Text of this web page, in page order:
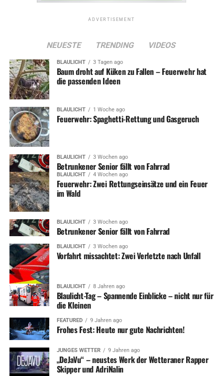
ADVERTISEMENT
NEUESTE TRENDING VIDEOS
BLAULICHT 3 Tagen ago
Baum droht auf Küken zu Fallen – Feuerwehr hat
die passenden Ideen
BLAULICHT 1 Woche ago
Feuerwehr: Spaghetti-Rettung und Gasgeruch
BLAULICHT 3 Wochen ago
Betrunkener Senior fällt von Fahrrad
BLAULICHT 4 Wochen ago
Feuerwehr: Zwei Rettungseinsätze und ein Feuer
im Wald
BLAULICHT 3 Wochen ago
Betrunkener Senior fällt von Fahrrad
BLAULICHT 3 Wochen ago
Vorfahrt missachtet: Zwei Verletzte nach Unfall
BLAULICHT 8 Jahren ago
Blaulicht-Tag – Spannende Einblicke – nicht nur für
die Kleinen
FEATURED 9 Jahren ago
Frohes Fest: Heute nur gute Nachrichten!
JUNGES WETTER 9 Jahren ago
„DeJaVu“ – neustes Werk der Wetteraner Rapper
Skipper und AdriNalin